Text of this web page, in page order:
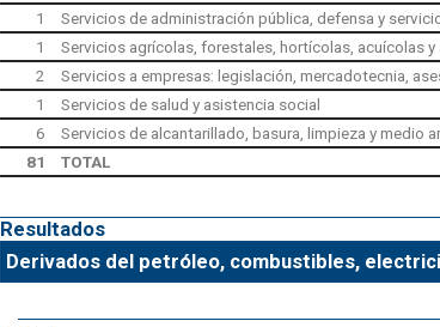
1
Servicios de administración pública, defensa y
1
Servicios agrícolas, forestales, hortícolas, acuícolas
2
Servicios a empresas: legislación, mercadotecnia,
1
Servicios de salud y asistencia social
6
Servicios de alcantarillado, basura, limpieza y medio
81
TOTAL
Resultados
Derivados del petróleo, combustibles,